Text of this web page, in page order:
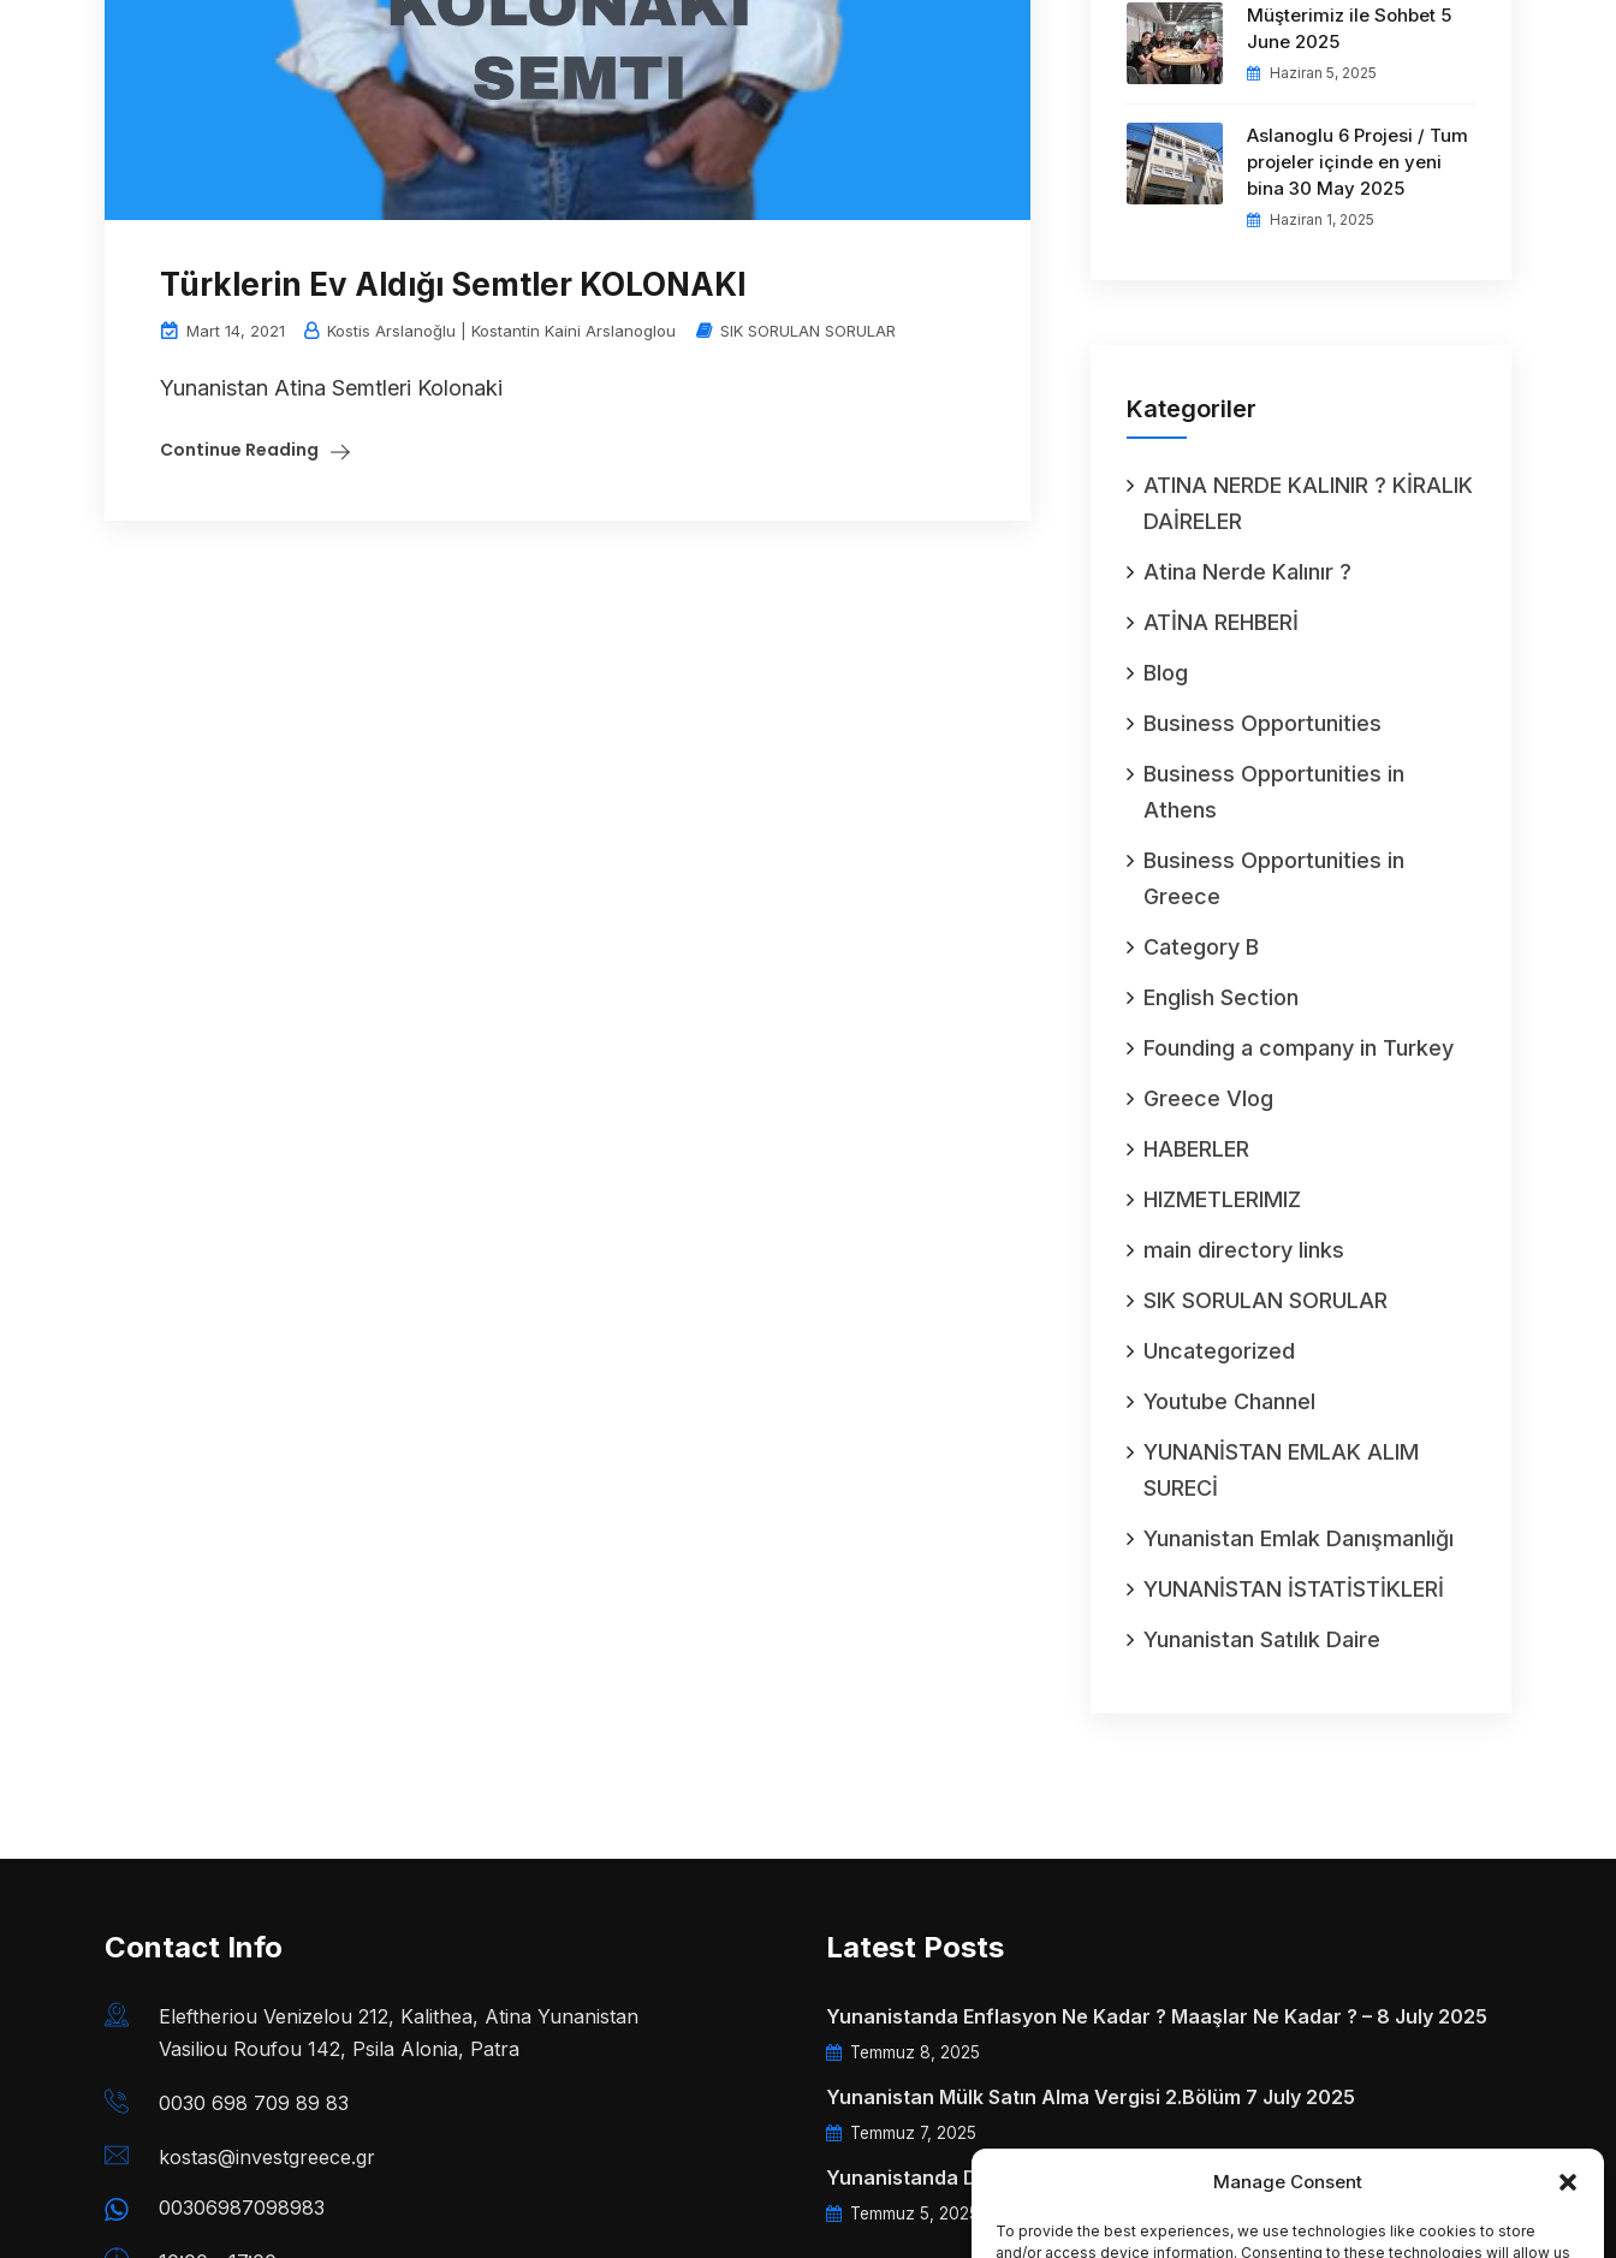
Manage Consent
To provide the best experiences, we use technologies like cookies to store
and/or access device information. Consenting to these technologies will allow us
Türklerin Ev Aldığı Semtler KOLONAKI
Mart 14, 2021 Kostis Arslanoğlu | Kostantin Kaini Arslanoglou SIK SORULAN SORULAR
Yunanistan Atina Semtleri Kolonaki
Continue Reading
Müşterimiz ile Sohbet 5
June 2025
Haziran 5, 2025
Aslanoglu 6 Projesi / Tum
projeler içinde en yeni
bina 30 May 2025
Haziran 1, 2025
Kategoriler
ATINA NERDE KALINIR ? KİRALIK
DAİRELER
Atina Nerde Kalınır ?
ATİNA REHBERİ
Blog
Business Opportunities
Business Opportunities in
Athens
Business Opportunities in
Greece
Category B
English Section
Founding a company in Turkey
Greece Vlog
HABERLER
HIZMETLERIMIZ
main directory links
SIK SORULAN SORULAR
Uncategorized
Youtube Channel
YUNANİSTAN EMLAK ALIM
SURECİ
Yunanistan Emlak Danışmanlığı
YUNANİSTAN İSTATİSTİKLERİ
Yunanistan Satılık Daire
Contact Info
Eleftheriou Venizelou 212, Kalithea, Atina Yunanistan
Vasiliou Roufou 142, Psila Alonia, Patra
0030 698 709 89 83
kostas@investgreece.gr
00306987098983
Latest Posts
Yunanistanda Enflasyon Ne Kadar ? Maaşlar Ne Kadar ? – 8 July 2025
Temmuz 8, 2025
Yunanistan Mülk Satın Alma Vergisi 2.Bölüm 7 July 2025
Temmuz 7, 2025
Yunanistanda Daire Aidatları ve Ödenmezse Ne Olur 5 July 2025
Temmuz 5, 2025